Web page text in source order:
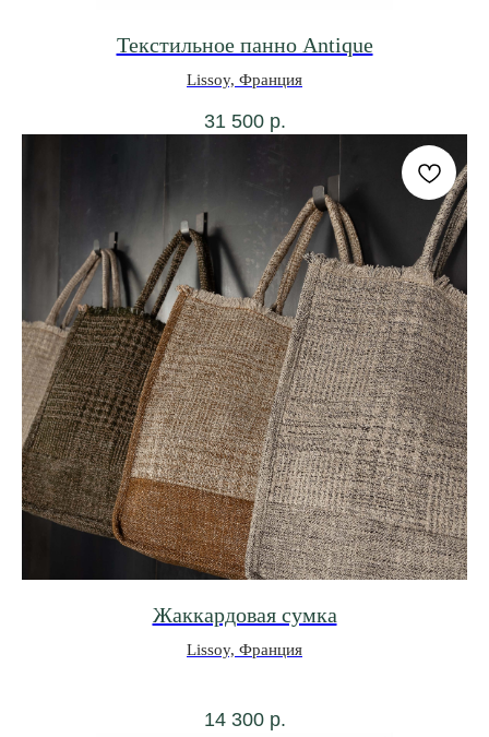
Текстильное панно Antique
Lissoy, Франция
31 500 р.
Жаккардовая сумка
Lissoy, Франция
14 300 р.